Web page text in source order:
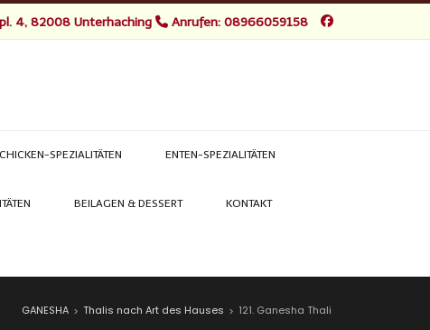
4, 82008 Unterhaching Anrufen: 08966059158
CHICKEN-SPEZIALITÄTEN ENTEN-SPEZIALITÄTEN
BEILAGEN & DESSERT KONTAKT
GANESHA > Thalis nach Art des Hauses > 121. Ganesha Thali